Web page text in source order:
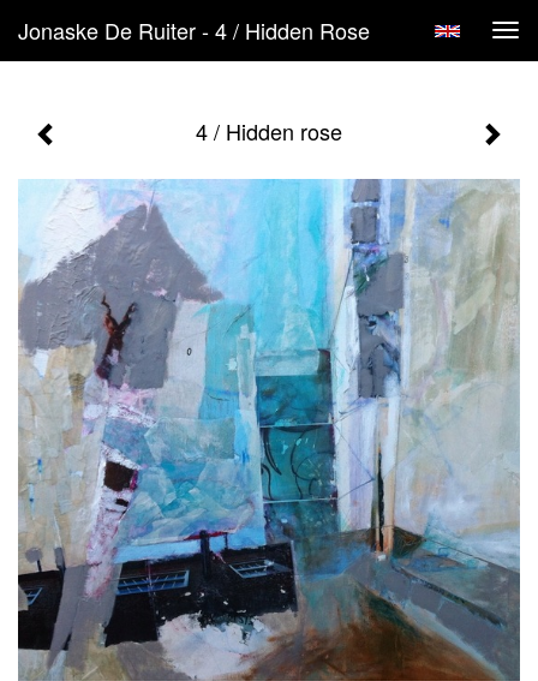
Jonaske De Ruiter - 4 / Hidden Rose
4 / Hidden rose